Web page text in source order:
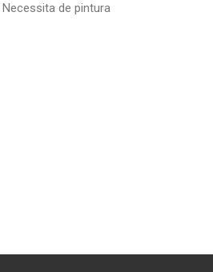
Necessita de pintura